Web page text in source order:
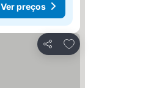
Ver preços
Partilhar
Adicionar aos favoritos